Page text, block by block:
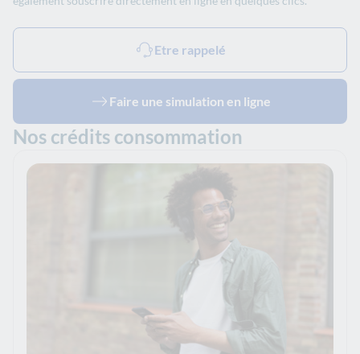
Etre rappelé
Faire une simulation en ligne
Nos crédits consommation